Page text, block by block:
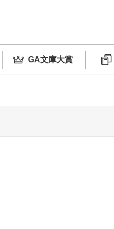
GA文庫大賞